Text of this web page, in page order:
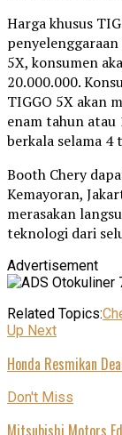
Harga khusus
5X, konsumen
20.000.000.
TIGGO 5X akan
enam tahun atau
berkala selama 4
Booth Chery
Kemayoran,
merasakan
teknologi dari
Advertisement
Related Topics:
Up Next
Honda Resmikan
Don't Miss
Mitsubishi Motors